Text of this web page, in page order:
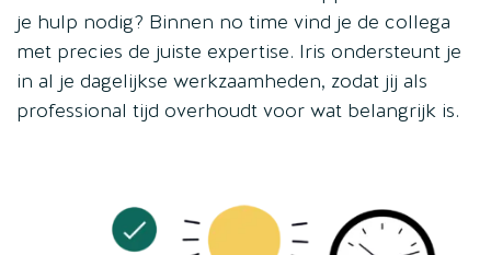
je hulp nodig? Binnen no time vind je de collega
met precies de juiste expertise. Iris ondersteunt je
in al je dagelijkse werkzaamheden, zodat jij als
professional tijd overhoudt voor wat belangrijk is.